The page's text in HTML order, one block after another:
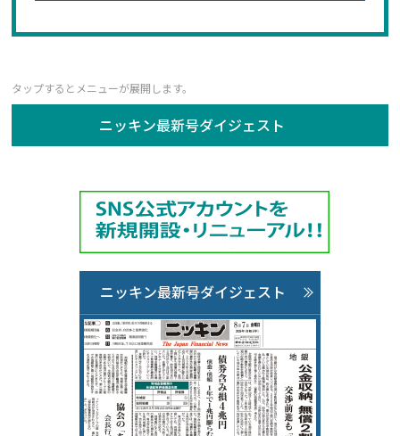
ニッキン最新号ダイジェスト
ニッキン最新号ダイジェスト